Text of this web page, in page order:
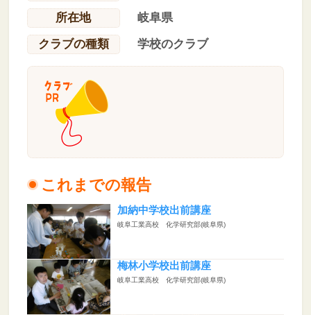
所在地
岐阜県
クラブの種類
学校のクラブ
これまでの報告
加納中学校出前講座
岐阜工業高校 化学研究部(岐阜県)
梅林小学校出前講座
岐阜工業高校 化学研究部(岐阜県)